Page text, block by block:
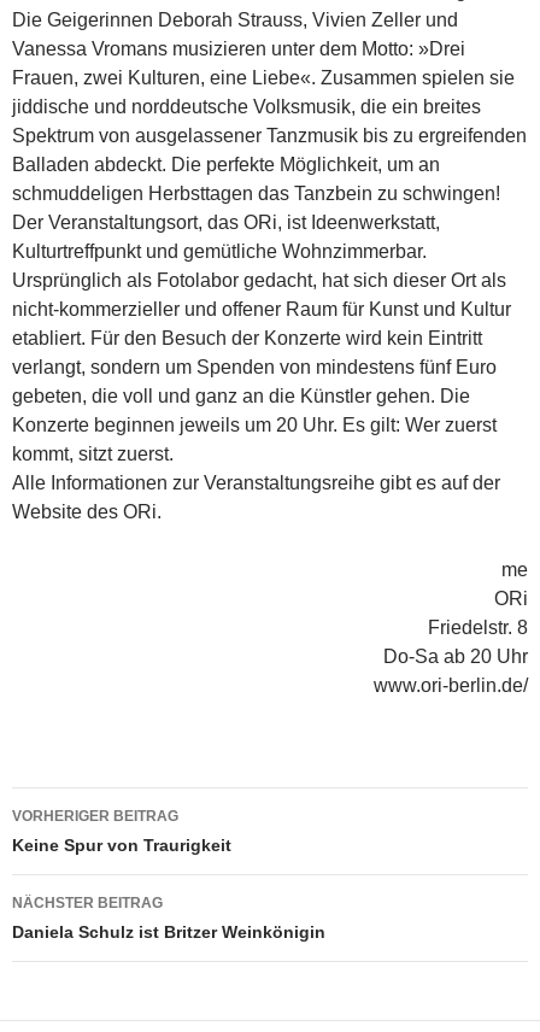
Die Geigerinnen Deborah Strauss, Vivien Zeller und
Vanessa Vromans musizieren unter dem Motto: »Drei
Frauen, zwei Kulturen, eine Liebe«. Zusammen spielen sie
jiddische und norddeutsche Volksmusik, die ein breites
Spektrum von ausgelassener Tanzmusik bis zu ergreifenden
Balladen abdeckt. Die perfekte Möglichkeit, um an
schmuddeligen Herbsttagen das Tanzbein zu schwingen!
Der Veranstaltungsort, das ORi, ist Ideenwerkstatt,
Kulturtreffpunkt und gemütliche Wohnzimmerbar.
Ursprünglich als Fotolabor gedacht, hat sich dieser Ort als
nicht-kommerzieller und offener Raum für Kunst und Kultur
etabliert. Für den Besuch der Konzerte wird kein Eintritt
verlangt, sondern um Spenden von mindestens fünf Euro
gebeten, die voll und ganz an die Künstler gehen. Die
Konzerte beginnen jeweils um 20 Uhr. Es gilt: Wer zuerst
kommt, sitzt zuerst.
Alle Informationen zur Veranstaltungsreihe gibt es auf der
Website des ORi.
me
ORi
Friedelstr. 8
Do-Sa ab 20 Uhr
www.ori-berlin.de/
Beitragsnavigation
VORHERIGER BEITRAG
Keine Spur von Traurigkeit
NÄCHSTER BEITRAG
Daniela Schulz ist Britzer Weinkönigin